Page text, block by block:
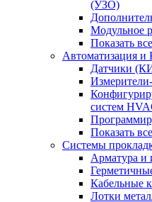
(УЗО)
Модульное
Показать все
Автоматизация
Датчики
систем
Показать все
Системы
Арматура и
Кабельные
Лотки